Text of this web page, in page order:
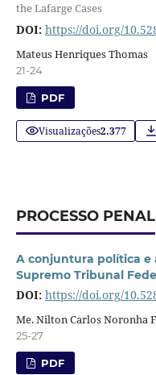
the Lafarge Cases
DOI: https://doi.org/
Mateus Henriques Thomas
21-24
PDF
Visualizações2.377
PROCESSO PENAL
A conjuntura política e
Supremo Tribunal
DOI: https://doi.org/
Me. Nilton Carlos Noronha
25-27
PDF